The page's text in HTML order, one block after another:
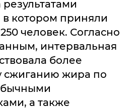
в котором приняли
человек. Согласно
интервальная
более
сжиганию жира по
а также